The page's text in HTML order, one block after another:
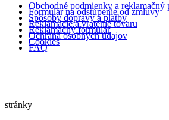
Obchodné podmienky a reklamačný
Formulár na odstúpenie od zmluvy
Spôsoby dopravy a platby
Reklamácie a vrátenie tovaru
Reklamačný formulár
Ochrana osobných údajov
Cookies
FAQ
stránky